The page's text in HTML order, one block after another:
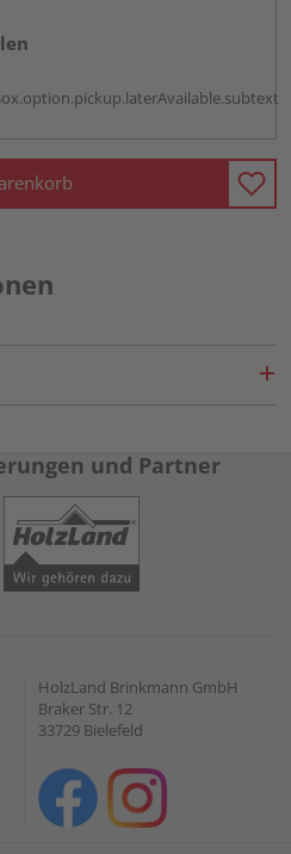
und Partner
HolzLand Brinkmann GmbH
Braker Str. 12
33729 Bielefeld